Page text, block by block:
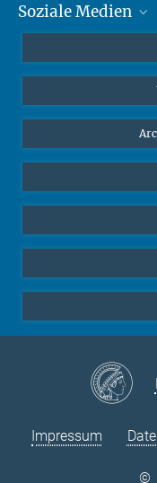
Prof. Dr. Dr. h.c.
Sekretariat
Marina Adomeit
+49 (551) 4956 - 126
✉
MMG Alumni Corner
Interviews zum
Soziale Medien
Impressum
©